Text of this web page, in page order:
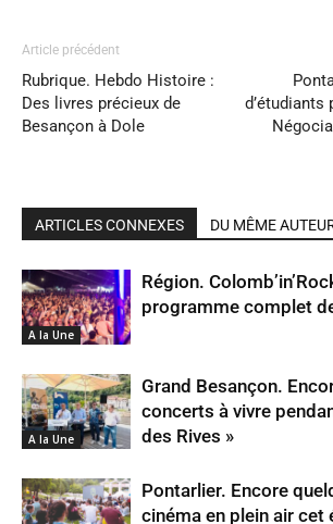
Article précédent
Rubrique. Hebdo Histoire :
Des livres précieux de
Besançon à Dole
d’étudiants
ARTICLES CONNEXES DU MÊME
A la Une
Région.
programme complet
A la Une
Grand Besançon.
concerts à vivre
des Rives »
Pontarlier. Encore
cinéma en plein air cet